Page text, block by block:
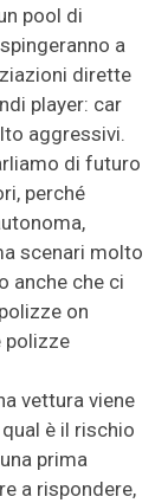
pool di
a
dirette
player: car
aggressivi.
di futuro
perché
scenari molto
anche che ci
on
polizze
vettura viene
è il rischio
prima
a rispondere,